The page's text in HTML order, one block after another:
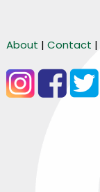
About | Contact |